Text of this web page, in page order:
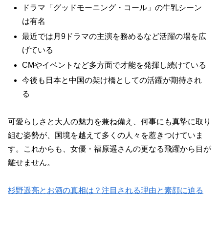
ドラマ「グッドモーニング・コール」の牛乳シーン
は有名
最近では月9ドラマの主演を務めるなど活躍の場を広
げている
CMやイベントなど多方面で才能を発揮し続けている
今後も日本と中国の架け橋としての活躍が期待され
る
可愛らしさと大人の魅力を兼ね備え、何事にも真摯に取り
組む姿勢が、国境を越えて多くの人々を惹きつけていま
す。これからも、女優・福原遥さんの更なる飛躍から目が
離せません。
杉野遥亮とお酒の真相は？注目される理由と素顔に迫る